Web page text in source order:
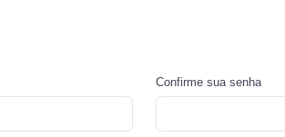
Confirme sua senha